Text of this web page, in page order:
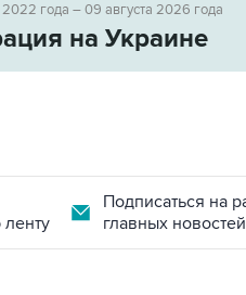
года – 09 августа 2026 года
на Украине
Подписаться на
главных